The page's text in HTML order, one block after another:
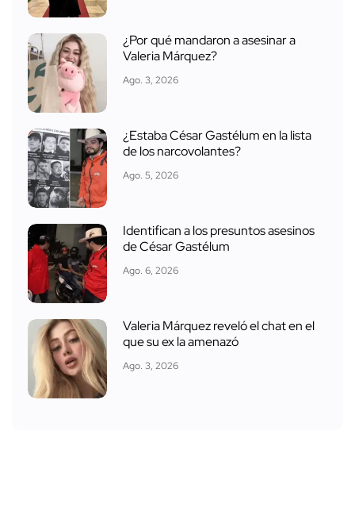
¿Por qué mandaron a asesinar a
Valeria Márquez?
Ago. 3, 2026
¿Estaba César Gastélum en la lista
de los narcovolantes?
Ago. 5, 2026
Identifican a los presuntos asesinos
de César Gastélum
Ago. 6, 2026
Valeria Márquez reveló el chat en el
que su ex la amenazó
Ago. 3, 2026